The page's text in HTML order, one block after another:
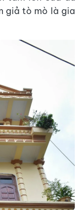
giả tò mò là gia